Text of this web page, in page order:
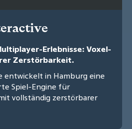
Erlebnisse: Voxel-
Zerstörbarkeit.
entwickelt in Hamburg eine
Spiel-Engine für
vollständig zerstörbarer